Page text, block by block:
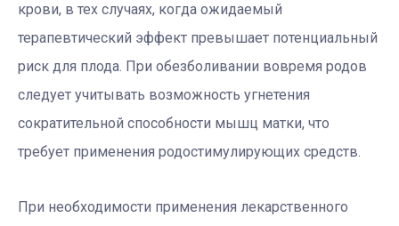
крови, в тех случаях, когда ожидаемый
терапевтический эффект превышает потенциальный
риск для плода. При обезболивании вовремя родов
следует учитывать возможность угнетения
сократительной способности мышц матки, что
требует применения родостимулирующих средств.
При необходимости применения лекарственного